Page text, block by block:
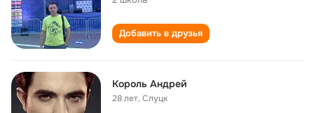
Добавить в друзья
Король Андрей
28 лет,Слуцк